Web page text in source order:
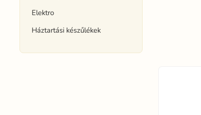
Elektro
Háztartási készűlékek